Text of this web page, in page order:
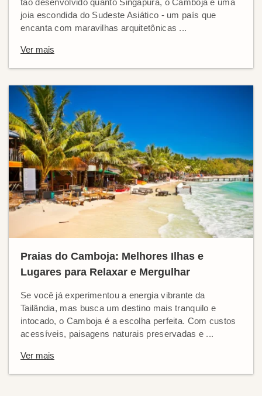
tão desenvolvido quanto Singapura, o Camboja é uma
joia escondida do Sudeste Asiático - um país que
encanta com maravilhas arquitetônicas ...
Ver mais
Praias do Camboja: Melhores Ilhas e
Lugares para Relaxar e Mergulhar
Se você já experimentou a energia vibrante da
Tailândia, mas busca um destino mais tranquilo e
intocado, o Camboja é a escolha perfeita. Com custos
acessíveis, paisagens naturais preservadas e ...
Ver mais